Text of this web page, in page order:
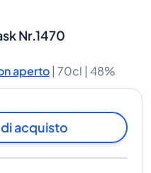
Nr.1470
aperto | 70cl | 48%
acquisto